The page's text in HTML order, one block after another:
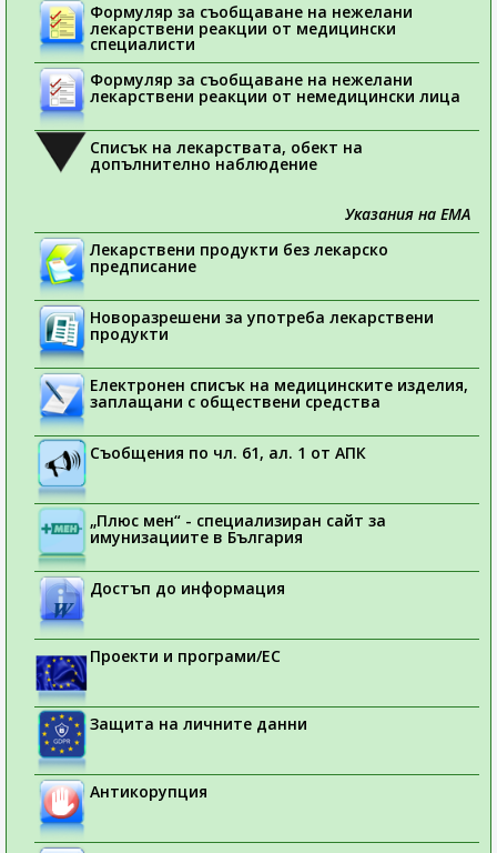
Формуляр за съобщаване на нежелани
лекарствени реакции от медицински
специалисти
Формуляр за съобщаване на нежелани
лекарствени реакции от немедицински лица
Списък на лекарствата, обект на
допълнително наблюдение
Указания на ЕМА
Лекарствени продукти без лекарско
предписание
Новоразрешени за употреба лекарствени
продукти
Електронен списък на медицинските изделия,
заплащани с обществени средства
Съобщения по чл. 61, ал. 1 от АПК
„Плюс мен“ - специализиран сайт за
имунизациите в България
Достъп до информация
Проекти и програми/ЕС
Защита на личните данни
Антикорупция